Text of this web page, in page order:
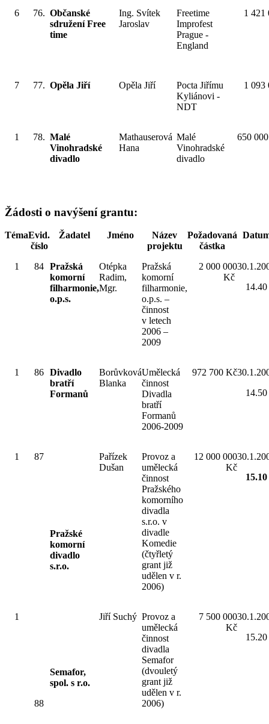
6 76. Občanské
sdružení Free
time
Ing. Svítek
Jaroslav
Freetime
Improfest
Prague -
England
1 421
7 77. Opěla Jiří Opěla Jiří
Pocta Jiřímu
Kyliánovi -
NDT
1 093
1 78. Malé
Vinohradské
divadlo
Mathauserová
Hana
Malé
Vinohradské
divadlo
650
Žádosti o navýšení grantu:
TémaEvid.
číslo
Žadatel Jméno
Název
projektu
Požadovaná
částka
1 84 Pražská
komorní
filharmonie,
o.p.s.
Otépka
Radim,
Mgr.
Pražská
komorní
filharmonie,
o.p.s. –
činnost
v letech
2006 –
2009
2 000 000
Kč
14.40
1 86 Divadlo
bratří
Formanů
Borůvková
Blanka
Umělecká
činnost
Divadla
bratří
Formanů
2006-2009
972 700 Kč
14.50
1 87
Pražské
komorní
divadlo
s.r.o.
Pařízek
Dušan
Provoz a
umělecká
činnost
Pražského
komorního
divadla
s.r.o. v
divadle
Komedie
(čtyřletý
grant již
udělen v r.
2006)
12 000 000
Kč
15.10
1
88
Semafor,
spol. s r.o.
Jiří Suchý Provoz a
umělecká
činnost
divadla
Semafor
(dvouletý
grant již
udělen v r.
2006)
7 500 000
Kč
15.20